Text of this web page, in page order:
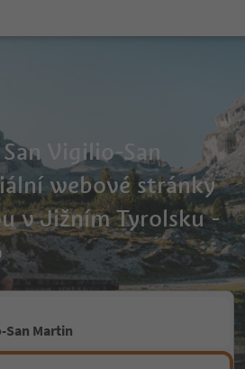
Vigilio-San
webové stránky
v Jižním Tyrolsku -
San Martin